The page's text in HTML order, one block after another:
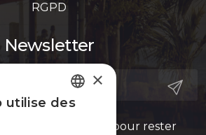
RGPD
Newsletter
à notre newsletter pour rester
FRENCH
×
utilise des